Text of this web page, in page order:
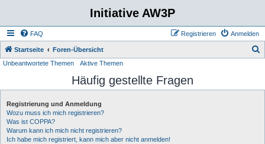
Initiative AW3P
FAQ Anmelden
Registrieren
Startseite Foren-Übersicht
h
Unbeantwortete Themen Aktive Themen
Häufig gestellte Fragen
Registrierung und Anmeldung
Wozu muss ich mich registrieren?
Was ist COPPA?
Warum kann ich mich nicht registrieren?
Ich habe mich registriert, kann mich aber nicht anmelden!